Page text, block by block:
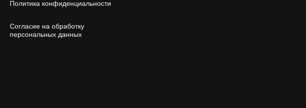
Политика конфиденциальности
Согласие на обработку
персональных данных